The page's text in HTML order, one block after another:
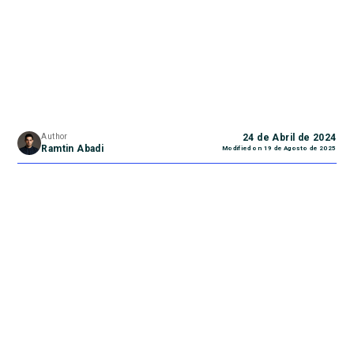
Author
Ramtin Abadi
24 de Abril de 2024
Modified on 19 de Agosto de 2025